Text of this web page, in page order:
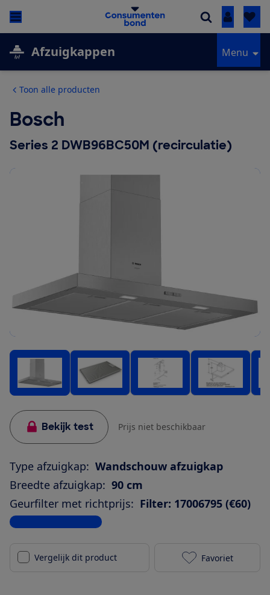
Inloggen
Afzuigkappen Menu
Toon alle producten
Bosch
Series 2 DWB96BC50M (recirculatie)
Bekijk test Prijs niet beschikbaar
Type afzuigkap: Wandschouw afzuigkap
Breedte afzuigkap: 90 cm
Geurfilter met richtprijs: Filter: 17006795 (€60)
Bekijk alle specificaties
Vergelijk dit product Bosch Series
Favoriet